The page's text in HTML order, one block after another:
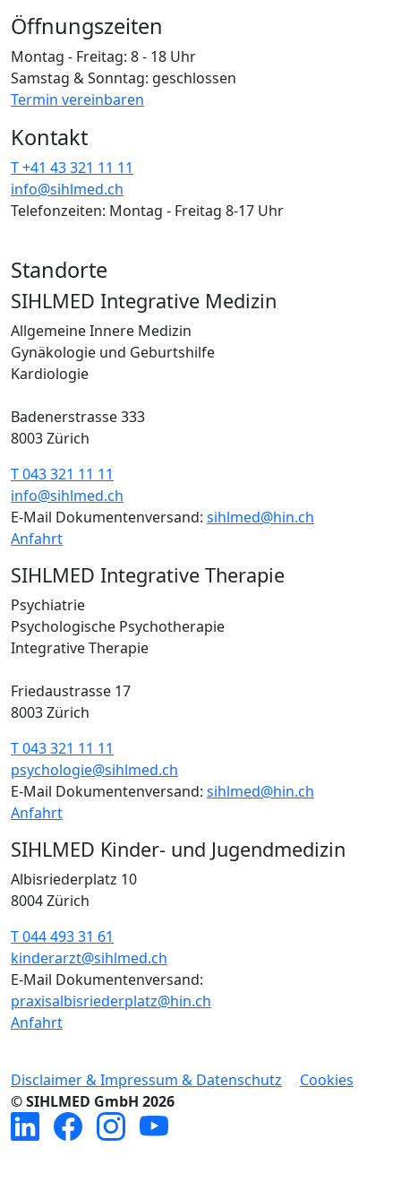
Öffnungszeiten
Montag - Freitag: 8 - 18 Uhr
Samstag & Sonntag: geschlossen
Termin vereinbaren
Kontakt
T +41 43 321 11 11
info@sihlmed.ch
Telefonzeiten: Montag - Freitag 8-17 Uhr
Standorte
SIHLMED Integrative Medizin
Allgemeine Innere Medizin
Gynäkologie und Geburtshilfe
Kardiologie
Badenerstrasse 333
8003 Zürich
T 043 321 11 11
info@sihlmed.ch
E-Mail Dokumentenversand: sihlmed@hin.ch
Anfahrt
SIHLMED Integrative Therapie
Psychiatrie
Psychologische Psychotherapie
Integrative Therapie
Friedaustrasse 17
8003 Zürich
T 043 321 11 11
psychologie@sihlmed.ch
E-Mail Dokumentenversand: sihlmed@hin.ch
Anfahrt
SIHLMED Kinder- und Jugendmedizin
Albisriederplatz 10
8004 Zürich
T 044 493 31 61
kinderarzt@sihlmed.ch
E-Mail Dokumentenversand:
praxisalbisriederplatz@hin.ch
Anfahrt
Disclaimer & Impressum & Datenschutz
Cookies
© SIHLMED GmbH 2026